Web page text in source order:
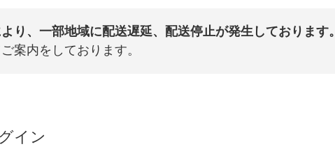
り、一部地域に配送遅延、配送停止が発生しております。
案内をしております。
イン